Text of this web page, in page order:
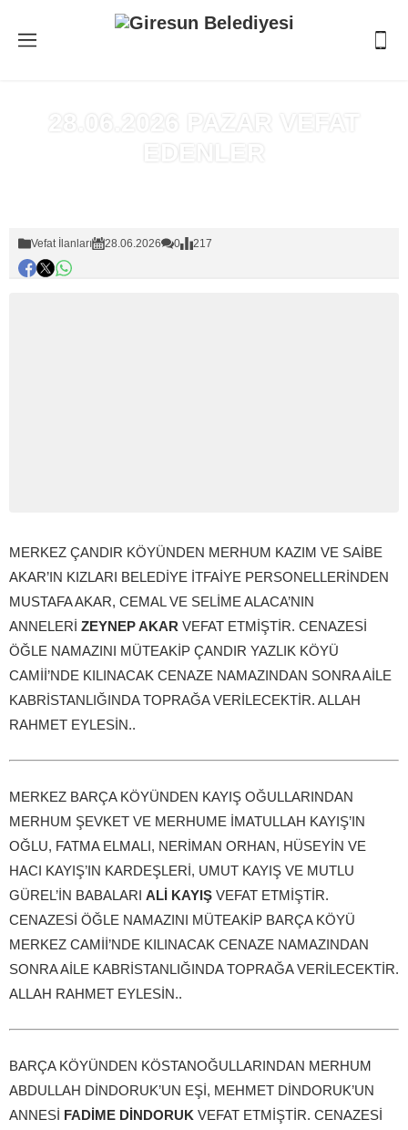
28.06.2026 PAZAR VEFAT
EDENLER
Vefat İlanları 28.06.2026 0 217
MERKEZ ÇANDIR KÖYÜNDEN MERHUM KAZIM VE SAİBE
AKAR’IN KIZLARI BELEDİYE İTFAİYE PERSONELLERİNDEN
MUSTAFA AKAR, CEMAL VE SELİME ALACA’NIN
ANNELERİ ZEYNEP AKAR VEFAT ETMİŞTİR. CENAZESİ
ÖĞLE NAMAZINI MÜTEAKİP ÇANDIR YAZLIK KÖYÜ
CAMİİ’NDE KILINACAK CENAZE NAMAZINDAN SONRA AİLE
KABRİSTANLIĞINDA TOPRAĞA VERİLECEKTİR. ALLAH
RAHMET EYLESİN..
MERKEZ BARÇA KÖYÜNDEN KAYIŞ OĞULLARINDAN
MERHUM ŞEVKET VE MERHUME İMATULLAH KAYIŞ’IN
OĞLU, FATMA ELMALI, NERİMAN ORHAN, HÜSEYİN VE
HACI KAYIŞ’IN KARDEŞLERİ, UMUT KAYIŞ VE MUTLU
GÜREL’İN BABALARI ALİ KAYIŞ VEFAT ETMİŞTİR.
CENAZESİ ÖĞLE NAMAZINI MÜTEAKİP BARÇA KÖYÜ
MERKEZ CAMİİ’NDE KILINACAK CENAZE NAMAZINDAN
SONRA AİLE KABRİSTANLIĞINDA TOPRAĞA VERİLECEKTİR.
ALLAH RAHMET EYLESİN..
BARÇA KÖYÜNDEN KÖSTANOĞULLARINDAN MERHUM
ABDULLAH DİNDORUK’UN EŞİ, MEHMET DİNDORUK’UN
ANNESİ FADİME DİNDORUK VEFAT ETMİŞTİR. CENAZESİ